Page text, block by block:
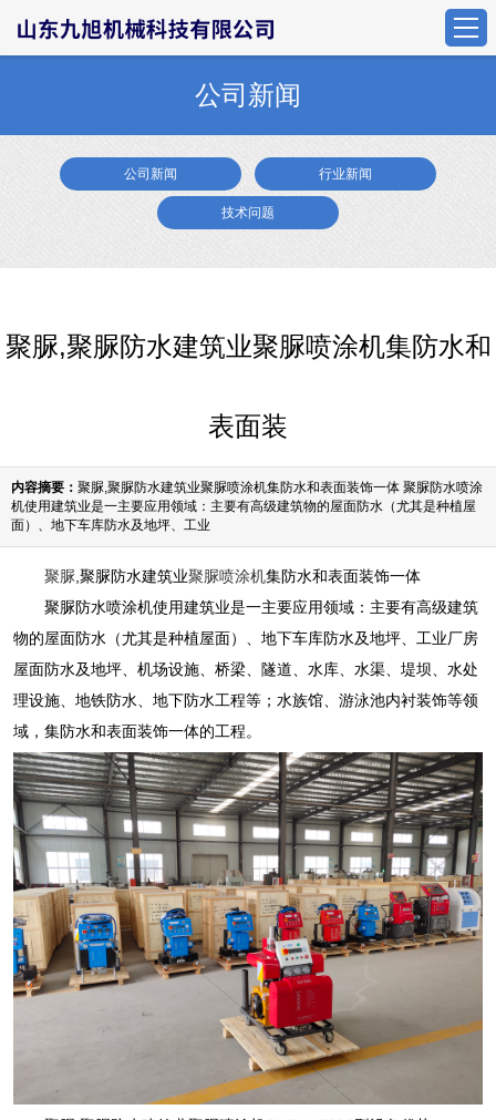
公司新闻
公司新闻 行业新闻
技术问题
聚脲,聚脲防水建筑业聚脲喷涂机集防水和
表面装
内容摘要： 聚脲,聚脲防水建筑业聚脲喷涂机集防水和表面装饰一体 聚脲防水喷涂
机使用建筑业是一主要应用领域：主要有高级建筑物的屋面防水（尤其是种植屋
面）、地下车库防水及地坪、工业
聚脲 ,聚脲防水建筑业聚脲喷涂机集防水和表面装饰一体
聚脲防水喷涂机使用建筑业是一主要应用领域：主要有高级建筑
物的屋面防水（尤其是种植屋面）、地下车库防水及地坪、工业厂房
屋面防水及地坪、机场设施、桥梁、隧道、水库、水渠、堤坝、水处
理设施、地铁防水、地下防水工程等；水族馆、游泳池内衬装饰等领
域，集防水和表面装饰一体的工程。